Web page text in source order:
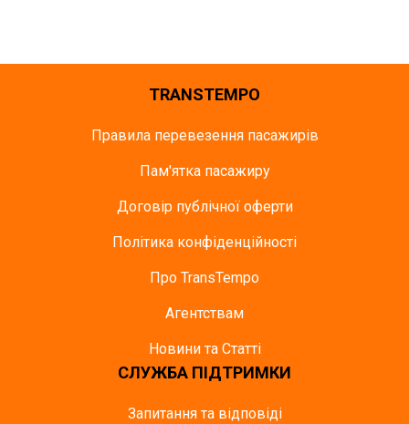
TRANSTEMPO
Правила перевезення пасажирів
Пам'ятка пасажиру
Договір публічної оферти
Політика конфіденційності
Про TransTempo
Агентствам
Новини та Статті
СЛУЖБА ПІДТРИМКИ
Запитання та відповіді